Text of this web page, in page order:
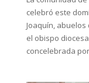
celebró este
Joaquín,
el obispo
concelebrada